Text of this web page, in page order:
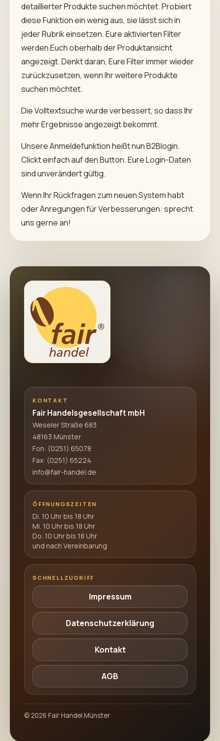
detaillierter Produkte suchen möchtet. Probiert
diese Funktion ein wenig aus, sie lässt sich in
jeder Rubrik einsetzen. Eure aktivierten Filter
werden Euch oberhalb der Produktansicht
angezeigt. Denkt daran, Eure Filter immer wieder
zurückzusetzen, wenn Ihr weitere Produkte
suchen möchtet.
Die Volltextsuche wurde verbessert, so dass Ihr
mehr Ergebnisse angezeigt bekommt.
Unsere Anmeldefunktion heißt nun B2Blogin.
Clickt einfach auf den Button. Eure Login-Daten
sind unverändert gültig.
Wenn Ihr Rückfragen zum neuen System habt
oder Anregungen für Verbesserungen: sprecht
uns gerne an!
KONTAKT
Fair Handelsgesellschaft mbH
Weseler Straße 683
48163 Münster
Fon: (0251) 65078
Fax: (0251) 65224
info@fair-handel.de
ÖFFNUNGSZEITEN
Di. 10 Uhr bis 18 Uhr
Mi. 10 Uhr bis 18 Uhr
Do. 10 Uhr bis 18 Uhr
und nach Vereinbarung
SCHNELLZUGRIFF
Impressum
Datenschutzerklärung
Kontakt
AGB
© 2026 Fair Handel Münster